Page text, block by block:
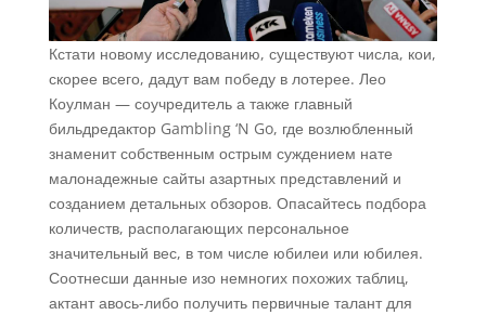
Кстати новому исследованию, существуют числа, кои,
скорее всего, дадут вам победу в лотерее. Лео
Коулман — соучредитель а также главный
бильдредактор Gambling ‘N Go, где возлюбленный
знаменит собственным острым суждением нате
малонадежные сайты азартных представлений и
созданием детальных обзоров. Опасайтесь подбора
количеств, располагающих персональное
значительный вес, в том числе юбилеи или юбилея.
Соотнесши данные изо немногих похожих таблиц,
актант авось-либо получить первичные талант для